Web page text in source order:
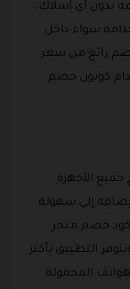
بدون أي أسلاك،
سواء داخل
رائع من سعر
كوبون خصم
الأجهزة
إلى سهولة
خصم متجر
التطبيق بأكثر
المحمولة